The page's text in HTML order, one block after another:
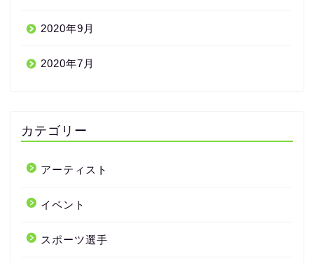
2020年9月
2020年7月
カテゴリー
アーティスト
イベント
スポーツ選手